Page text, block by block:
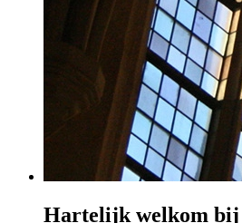
Hartelijk welkom bij